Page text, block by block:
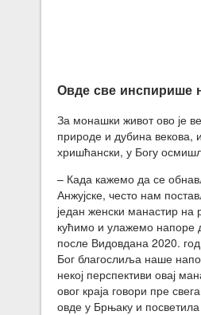
Овде све инспирише
За монашки живот ово је
природе и дубина векова,
хришћански, у Богу
– Када кажемо да се
Анжујске, често нам
један женски манастир на
кућимо и улажемо напоре
после Видовдана 2020.
Бог благослиља наше
некој перспективи овај
овог краја говори пре
овде у Брњаку и